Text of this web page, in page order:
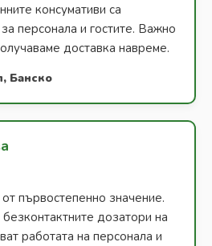
консумативи са
персонала и гостите. Важно
доставка навреме.
Банско
първостепенно значение.
дозатори на
работата на персонала и